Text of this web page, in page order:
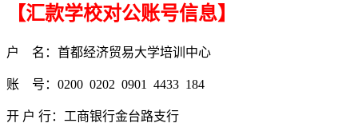
【汇款学校对公账号信息】
户 名：首都经济贸易大学培训中心
账 号：0200 0202 0901 4433 184
开 户 行：工商银行金台路支行